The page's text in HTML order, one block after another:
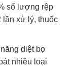
số lượng rệp
lần xử lý, thuốc
diệt bọ
nhiều loại